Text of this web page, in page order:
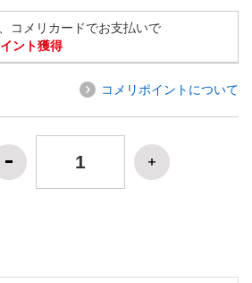
コメリカードでお支払いで
ント獲得
コメリポイントについて